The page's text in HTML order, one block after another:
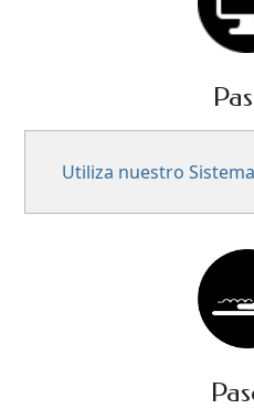
Utiliza nuestro